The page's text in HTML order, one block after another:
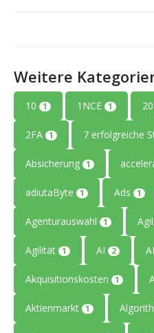
Weitere
10 1 1NCE 1
2FA 1 7 erfolgreiche
Absicherung 1
adiutaByte 1 Ads 1
Agenturauswahl 1
Agilität 1 AI 2
Akquisitionskosten 1
Aktienmarkt 1